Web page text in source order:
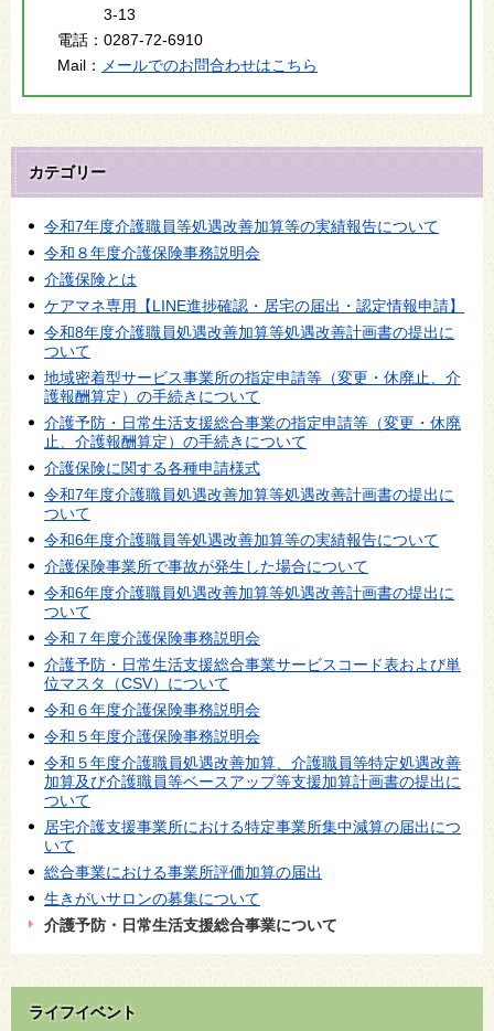
3-13
電話： 0287-72-6910
Mail： メールでのお問合わせはこちら
カテゴリー
令和7年度介護職員等処遇改善加算等の実績報告について
令和８年度介護保険事務説明会
介護保険とは
ケアマネ専用【LINE進捗確認・居宅の届出・認定情報申請】
令和8年度介護職員処遇改善加算等処遇改善計画書の提出に
ついて
地域密着型サービス事業所の指定申請等（変更・休廃止、介
護報酬算定）の手続きについて
介護予防・日常生活支援総合事業の指定申請等（変更・休廃
止、介護報酬算定）の手続きについて
介護保険に関する各種申請様式
令和7年度介護職員処遇改善加算等処遇改善計画書の提出に
ついて
令和6年度介護職員等処遇改善加算等の実績報告について
介護保険事業所で事故が発生した場合について
令和6年度介護職員処遇改善加算等処遇改善計画書の提出に
ついて
令和７年度介護保険事務説明会
介護予防・日常生活支援総合事業サービスコード表および単
位マスタ（CSV）について
令和６年度介護保険事務説明会
令和５年度介護保険事務説明会
令和５年度介護職員処遇改善加算、介護職員等特定処遇改善
加算及び介護職員等ベースアップ等支援加算計画書の提出に
ついて
居宅介護支援事業所における特定事業所集中減算の届出につ
いて
総合事業における事業所評価加算の届出
生きがいサロンの募集について
介護予防・日常生活支援総合事業について
ライフイベント